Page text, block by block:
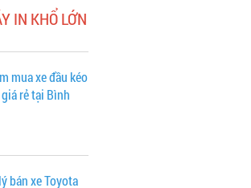
IN KHỔ LỚN
mua xe đầu kéo
rẻ tại Bình
bán xe Toyota